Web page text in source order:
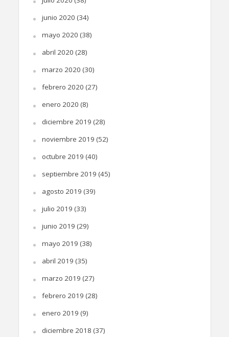
junio 2020 (34)
mayo 2020 (38)
abril 2020 (28)
marzo 2020 (30)
febrero 2020 (27)
enero 2020 (8)
diciembre 2019 (28)
noviembre 2019 (52)
octubre 2019 (40)
septiembre 2019 (45)
agosto 2019 (39)
julio 2019 (33)
junio 2019 (29)
mayo 2019 (38)
abril 2019 (35)
marzo 2019 (27)
febrero 2019 (28)
enero 2019 (9)
diciembre 2018 (37)